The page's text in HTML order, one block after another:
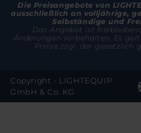
Die Preisangebote von
ausschließlich an volljährige,
Selbständige und
Das Angebot ist
Änderungen vorbehalten. Es
Preise zzgl. der gesetzlich
Copyright - LIGHTEQUIP
GmbH & Co. KG